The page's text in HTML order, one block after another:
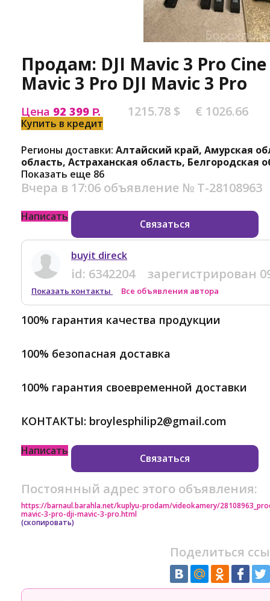
Продам: DJI Mavic 3 Pro
Mavic 3 Pro DJI Mavic 3 Pro
Цена 92 399 Р. 1215.78 $ € 1026.66
Купить в кредит
Регионы доставки: Алтайский край, Амурская
область, Астраханская область, Белгородская
Показать еще 86
Вчера в 17:06 объявление № Т-28108963
Написать
Связаться
buyit direck
id: 6342204 зарегистрирован
Показать контакты Все объявления автора
100% гарантия качества продукции
100% безопасная доставка
100% гарантия своевременной доставки
КОНТАКТЫ: broylesphilip2@gmail.com
Написать
Связаться
Постоянный адрес этого объявления:
https://barnaul.barahla.net/kuplyu-prodam/videokamery/
mavic-3-pro-dji-mavic-3-pro.html
(скопировать)
Поделиться